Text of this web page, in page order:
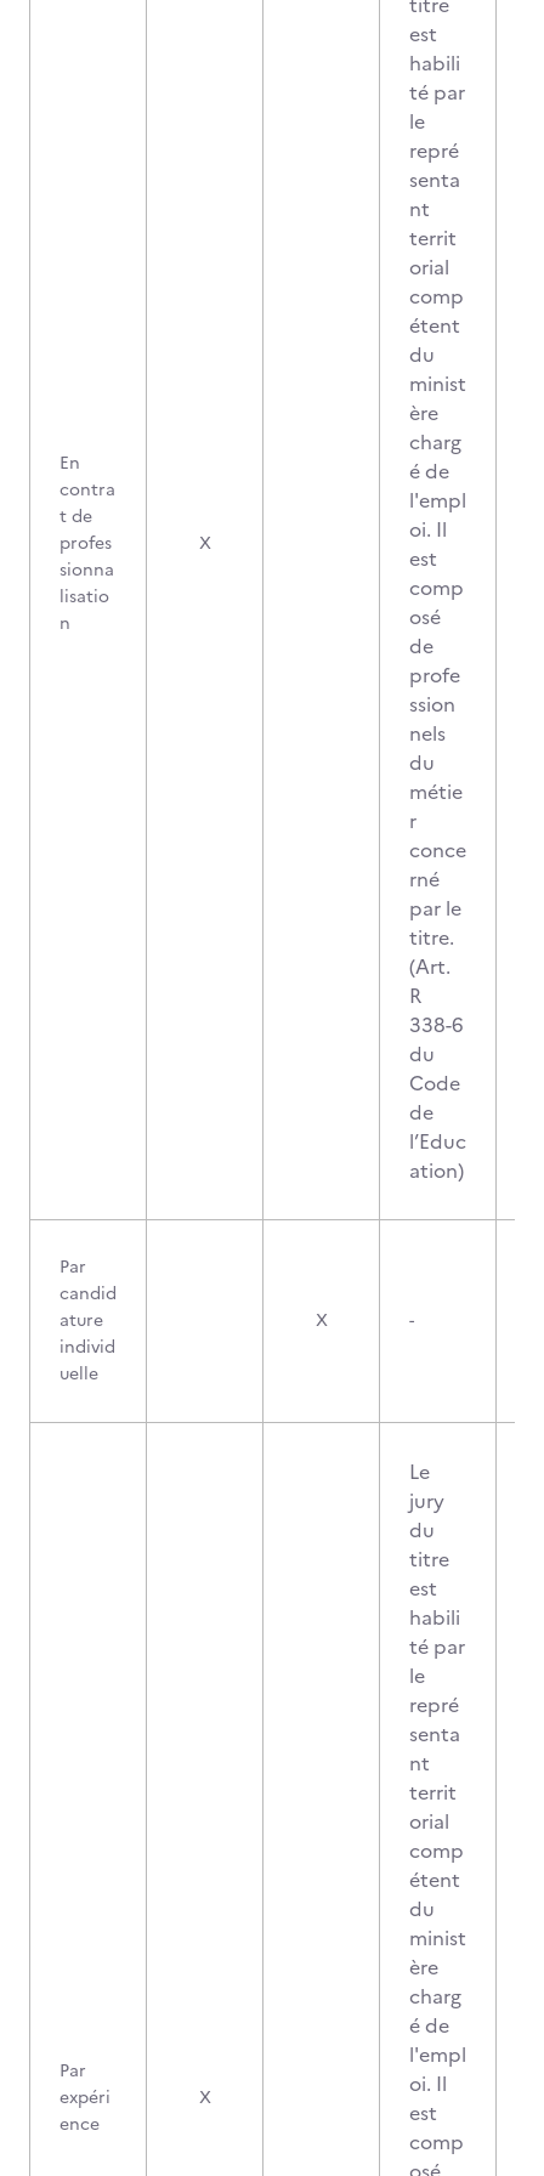
En
contra
t de
profes
sionna
lisatio
n
X
est
habili
té par
le
repré
senta
nt
territ
orial
comp
étent
du
minist
ère
charg
é de
l'empl
oi. Il
est
comp
osé
de
profe
ssion
nels
du
métie
r
conce
rné
par le
titre.
(Art.
R
338-6
du
Code
de
l’Educ
ation)
Par
candid
ature
individ
uelle
X -
Par
expéri
ence
X
Le
jury
du
titre
est
habili
té par
le
repré
senta
nt
territ
orial
comp
étent
du
minist
ère
charg
é de
l'empl
oi. Il
est
comp